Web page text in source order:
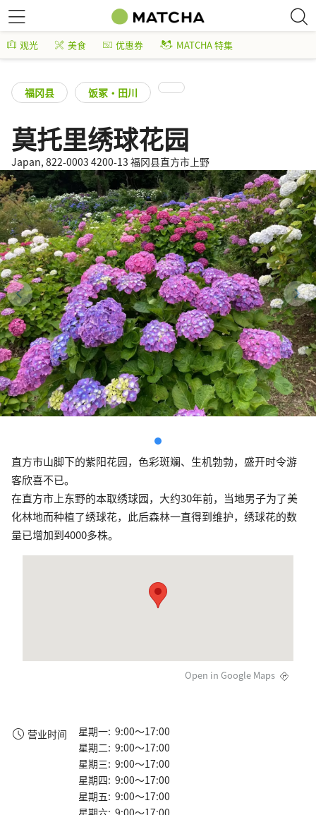
观光 美食 优惠券 MATCHA 特集
福冈县 饭冢・田川
莫托里绣球花园
Japan, 822-0003 4200-13 福冈县直方市上野
直方市山脚下的紫阳花园，色彩斑斓、生机勃勃，盛开时令游
客欣喜不已。
在直方市上东野的本取绣球园，大约30年前，当地男子为了美
化林地而种植了绣球花，此后森林一直得到维护，绣球花的数
量已增加到4000多株。
Open in Google Maps
营业时间
星期一: 9:00～17:00
星期二: 9:00～17:00
星期三: 9:00～17:00
星期四: 9:00～17:00
星期五: 9:00～17:00
星期六: 9:00～17:00